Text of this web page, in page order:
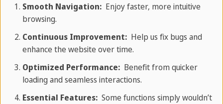
Smooth Navigation:Enjoy faster, more intuitive
browsing.
Continuous Improvement:Help us fix bugs and
enhance the website over time.
Optimized Performance:Benefit from quicker
loading and seamless interactions.
Essential Features:Some functions simply wouldn’t